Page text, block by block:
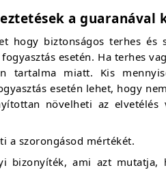
a guaranával
hogy biztonságos terhes és
esetén. Ha terhes
tartalma miatt. Kis
esetén lehet, hogy
növelheti az elvetélés
a szorongásod mértékét.
bizonyíték, ami azt mutatja,